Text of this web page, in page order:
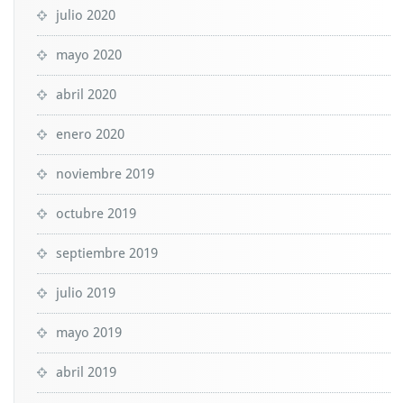
julio 2020
mayo 2020
abril 2020
enero 2020
noviembre 2019
octubre 2019
septiembre 2019
julio 2019
mayo 2019
abril 2019